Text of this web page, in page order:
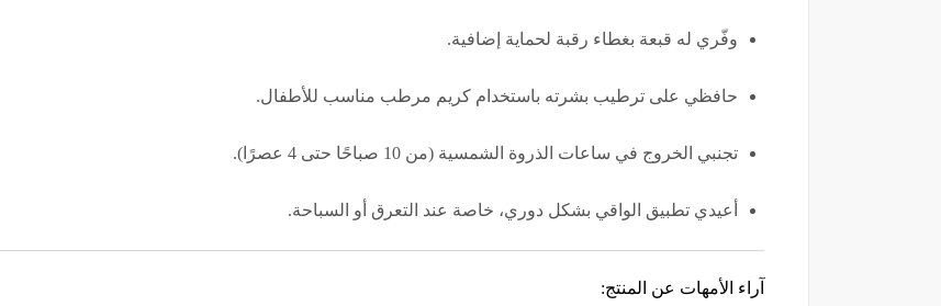
وفّري له قبعة بغطاء رقبة لحماية إضافية.
حافظي على ترطيب بشرته باستخدام كريم مرطب مناسب للأطفال.
تجنبي الخروج في ساعات الذروة الشمسية (من 10 صباحًا حتى 4 عصرًا).
أعيدي تطبيق الواقي بشكل دوري، خاصة عند التعرق أو السباحة.
آراء الأمهات عن المنتج: